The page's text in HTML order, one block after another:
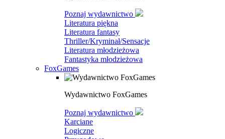
Poznaj wydawnictwo
Literatura piękna
Literatura fantasy
Thriller/Kryminał/Sensacje
Literatura młodzieżowa
Fantastyka młodzieżowa
FoxGames
Wydawnictwo FoxGames
Poznaj wydawnictwo
Karciane
Logiczne